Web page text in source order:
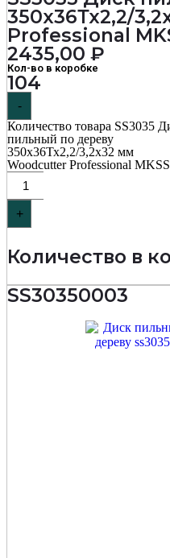
350х36Тх2,2/
Professional
2435,00 ₽
Кол-во в коробке
104
-
Количество товара SS3035
пильный по дереву
350х36Тх2,2/3,2х32 мм
Woodcutter Professional MKSS
+
Количество в
SS30350003